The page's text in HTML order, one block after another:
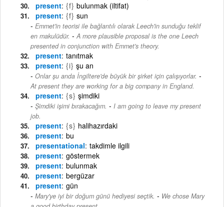
present {f} bulunmak (iltifat)
present {f} sun
Emmet'in teorisi ile bağlantılı olarak Leech'in sunduğu teklif
en makulüdür. - A more plausible proposal is the one Leech
presented in conjunction with Emmet's theory.
present tanıtmak
present {i} şu an
Onlar şu anda İngiltere'de büyük bir şirket için çalışıyorlar. -
At present they are working for a big company in England.
present {s} şimdiki
Şimdiki işimi bırakacağım. - I am going to leave my present
job.
present {s} halihazırdaki
present bu
presentational takdimle ilgili
present göstermek
present bulunmak
present bergüzar
present gün
Mary'ye iyi bir doğum günü hediyesi seçtik. - We chose Mary